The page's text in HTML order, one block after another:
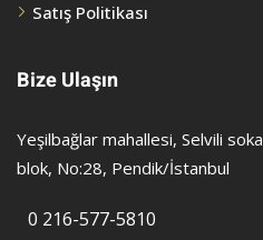
Satış Politikası
Bize Ulaşın
Yeşilbağlar mahallesi, Selvili
blok, No:28, Pendik/İstanbul
0 216-577-5810